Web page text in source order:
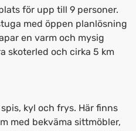
frågetecknet
för
att
få
att
ändra
för upp till 9 personer.
med öppen planlösning
en varm och mysig
skoterled och cirka 5 km
kyl och frys. Här finns
med bekväma sittmöbler,